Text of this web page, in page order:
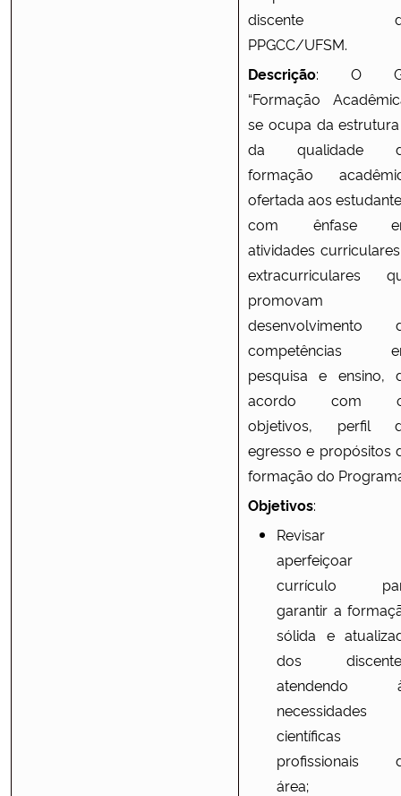
discente
PPGCC/UFSM.
Descrição: O
“Formação
se ocupa da
da qualidade
formação
ofertada aos
com ênfase
atividades
extracurriculares
promovam
desenvolvimento
competências
pesquisa e ensino,
acordo com
objetivos, perfil
egresso e propósitos
formação do
Objetivos:
Revisar
aperfeiçoar
currículo
garantir a
sólida e
dos
atendendo
necessidades
científicas
profissionais
área;